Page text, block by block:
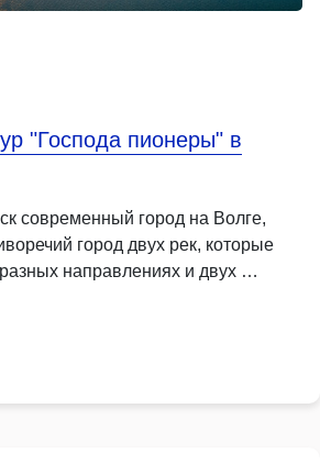
"Господа пионеры" в
современный город на Волге,
город двух рек, которые
направлениях и двух …